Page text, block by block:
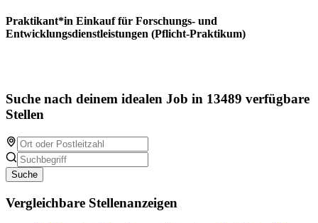
Praktikant*in Einkauf für Forschungs- und
Entwicklungsdienstleistungen (Pflicht-Praktikum)
Suche nach deinem idealen Job in 13489 verfügbare
Stellen
Suche
Vergleichbare Stellenanzeigen